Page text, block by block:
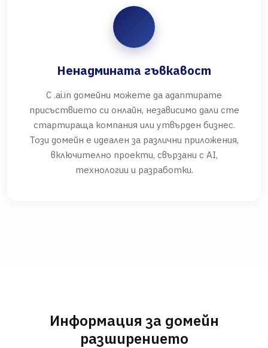
Ненадмината гъвкавост
С .ai.in домейни можете да адаптирате
присъствието си онлайн, независимо дали сте
стартираща компания или утвърден бизнес.
Този домейн е идеален за различни приложения,
включително проекти, свързани с AI,
технологии и разработки.
Информация за домейн
разширението